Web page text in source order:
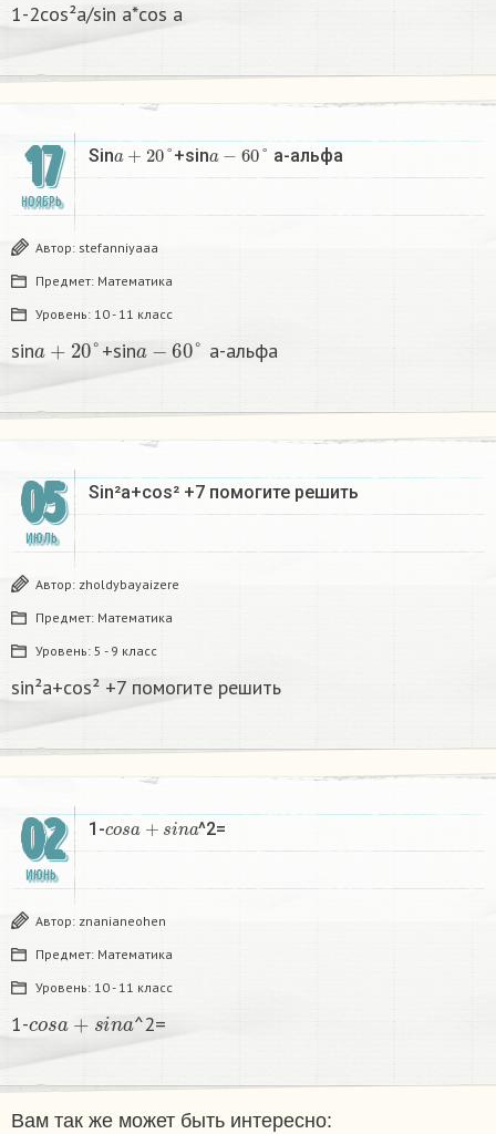
1-2cos²a/sin a*cos a
17
НОЯБРЬ
Sina+20° +sina−60° a-альфа
Автор: stefanniyaaa
Предмет: Математика
Уровень: 10 - 11 класс
sin 20° +sin 60° a-альфа
05
ИЮЛЬ
Sin²a+cos² +7 помогите решить
Автор: zholdybayaizere
Предмет: Математика
Уровень: 5 - 9 класс
sin²a+cos² +7 помогите решить
02
ИЮНЬ
1-cos a+sina ^2=
Автор: znanianeohen
Предмет: Математика
Уровень: 10 - 11 класс
1- a ^2=
Вам так же может быть интересно: